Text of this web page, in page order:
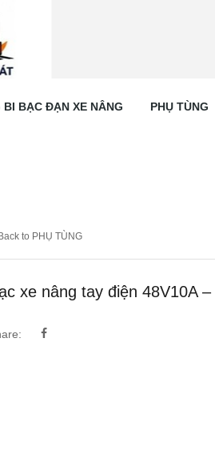
BI BẠC ĐẠN XE NÂNG PHỤ TÙNG
Back to PHỤ TÙNG
xe nâng tay điện 48V10A